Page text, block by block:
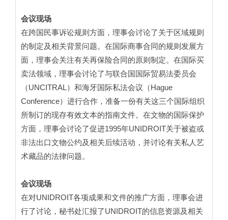
会议现场
在跨国民事诉讼规则方面，理事会讨论了关于区域规则
的制定及相关背景问题。在国际商事合同的规则发展方
面，理事会关注有关再保险合同的原则制定。在国际买
卖法领域，理事会讨论了与联合国国际贸易法委员会
（UNCITRAL）和海牙国际私法会议（Hague
Conference）进行合作，准备一份有关这三个国际组织
所制订的现存有效文本的指南文件。在文物的国际保护
方面，理事会讨论了促进1995年UNIDROIT关于被盗或
非法出口文物公约及相关后续活动，并讨论有关私人艺
术藏品的法律问题。
会议现场
在对UNIDROIT各项成果和文件的推广方面，理事会进
行了讨论，秘书处汇报了UNIDROIT的信息资源及相关